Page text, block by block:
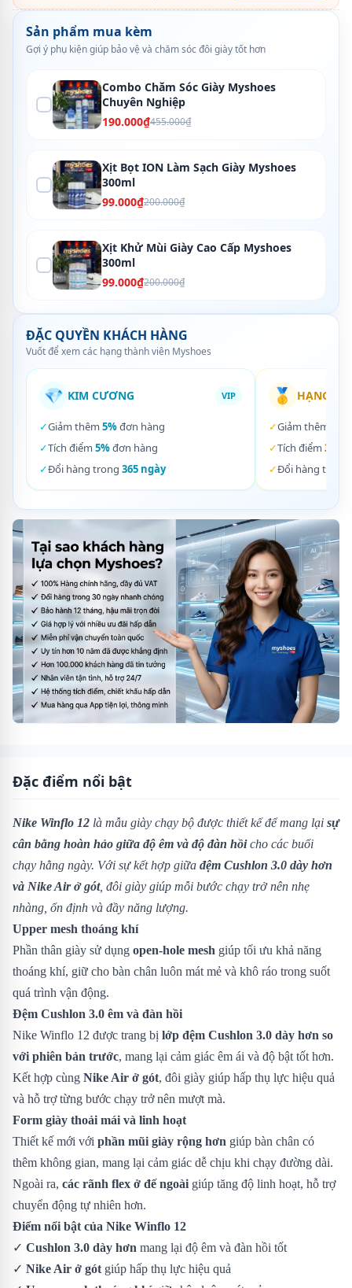
Sản phẩm mua kèm
Gợi ý phụ kiện giúp bảo vệ và chăm sóc đôi giày tốt hơn
Combo Chăm Sóc Giày Myshoes
Chuyên Nghiệp
190.000₫455.000₫
Xịt Bọt ION Làm Sạch Giày Myshoes
300ml
99.000₫200.000₫
Xịt Khử Mùi Giày Cao Cấp Myshoes
300ml
99.000₫200.000₫
ĐẶC QUYỀN KHÁCH HÀNG
Vuốt để xem các hạng thành viên Myshoes
💎 KIM CƯƠNG VIP
✓Giảm thêm 5%đơn hàng
✓Tích điểm 5%đơn hàng
✓Đổi hàng trong 365 ngày
🥇 HẠNG
✓Giảm thêm
✓Tích điểm 3%
✓Đổi hàng trong
Đặc điểm nổi bật
Nike Winflo 12 là mẫu giày chạy bộ được thiết kế để mang lại sự
cân bằng hoàn hảo giữa độ êm và độ đàn hồicho các buổi
chạy hằng ngày. Với sự kết hợp giữa đệm Cushlon 3.0 dày hơn
và Nike Air ở gót, đôi giày giúp mỗi bước chạy trở nên nhẹ
nhàng, ổn định và đầy năng lượng.
Upper mesh thoáng khí
Phần thân giày sử dụng open-hole mesh giúp tối ưu khả năng
thoáng khí, giữ cho bàn chân luôn mát mẻ và khô ráo trong suốt
quá trình vận động.
Đệm Cushlon 3.0 êm và đàn hồi
Nike Winflo 12 được trang bị lớp đệm Cushlon 3.0 dày hơn so
với phiên bản trước, mang lại cảm giác êm ái và độ bật tốt hơn.
Kết hợp cùng Nike Air ở gót, đôi giày giúp hấp thụ lực hiệu quả
và hỗ trợ từng bước chạy trở nên mượt mà.
Form giày thoải mái và linh hoạt
Thiết kế mới với phần mũi giày rộng hơn giúp bàn chân có
thêm không gian, mang lại cảm giác dễ chịu khi chạy đường dài.
Ngoài ra, các rãnh flex ở đế ngoài giúp tăng độ linh hoạt, hỗ trợ
chuyển động tự nhiên hơn.
Điểm nổi bật của Nike Winflo 12
✓ Cushlon 3.0 dày hơn mang lại độ êm và đàn hồi tốt
✓ Nike Air ở gót giúp hấp thụ lực hiệu quả